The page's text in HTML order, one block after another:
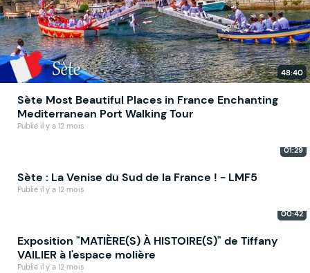
48:40
Sète Most Beautiful Places in France Enchanting
Mediterranean Port Walking Tour
Publié il y a 12 mois
01:29
Sète : La Venise du Sud de la France ! - LMF5
Publié il y a 12 mois
00:42
Exposition "MATIÈRE(S) À HISTOIRE(S)" de Tiffany
VAILIER à l'espace molière
Publié il y a 12 mois